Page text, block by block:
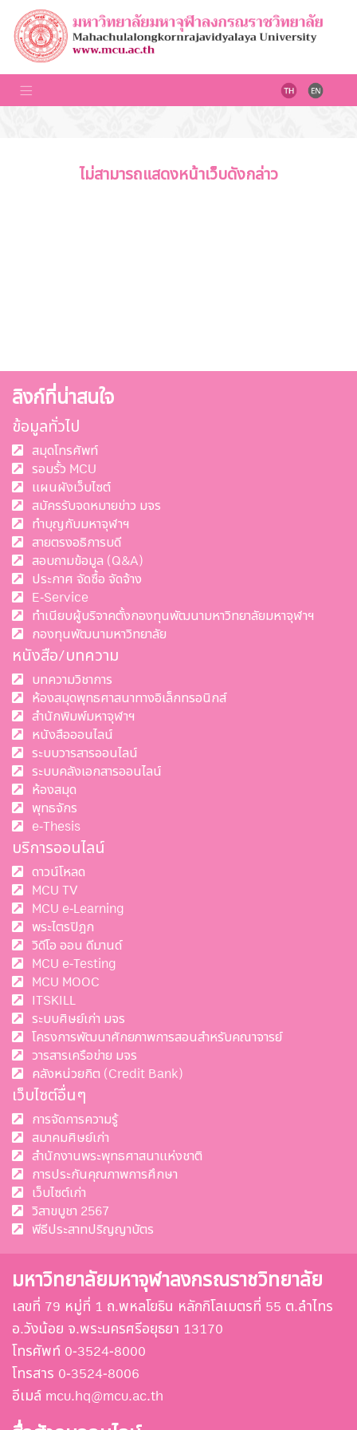
ไม่สามารถแสดงหน้าเว็บดังกล่าว
ลิงก์ที่น่าสนใจ
ข้อมูลทั่วไป
สมุดโทรศัพท์
รอบรั้ว MCU
แผนผังเว็บไซต์
สมัครรับจดหมายข่าว มจร
ทำบุญกับมหาจุฬาฯ
สายตรงอธิการบดี
สอบถามข้อมูล (Q&A)
ประกาศ จัดซื้อ จัดจ้าง
E-Service
ทำเนียบผู้บริจาคตั้งกองทุนพัฒนามหาวิทยาลัยมหาจุฬาฯ
กองทุนพัฒนามหาวิทยาลัย
หนังสือ/บทความ
บทความวิชาการ
ห้องสมุดพุทธศาสนาทางอิเล็กทรอนิกส์
สำนักพิมพ์มหาจุฬาฯ
หนังสือออนไลน์
ระบบวารสารออนไลน์
ระบบคลังเอกสารออนไลน์
ห้องสมุด
พุทธจักร
e-Thesis
บริการออนไลน์
ดาวน์โหลด
MCU TV
MCU e-Learning
พระไตรปิฎก
วิดีโอ ออน ดีมานด์
MCU e-Testing
MCU MOOC
ITSKILL
ระบบศิษย์เก่า มจร
โครงการพัฒนาศักยภาพการสอนสำหรับคณาจารย์
วารสารเครือข่าย มจร
คลังหน่วยกิต (Credit Bank)
เว็บไซต์อื่นๆ
การจัดการความรู้
สมาคมศิษย์เก่า
สำนักงานพระพุทธศาสนาแห่งชาติ
การประกันคุณภาพการศึกษา
เว็บไซต์เก่า
วิสาขบูชา 2567
พีธีประสาทปริญญาบัตร
มหาวิทยาลัยมหาจุฬาลงกรณราชวิทยาลัย
เลขที่ 79 หมู่ที่ 1 ถ.พหลโยธิน หลักกิโลเมตรที่ 55 ต.ลำไทร
อ.วังน้อย จ.พระนครศรีอยุธยา 13170
โทรศัพท์ 0-3524-8000
โทรสาร 0-3524-8006
อีเมล์ mcu.hq@mcu.ac.th